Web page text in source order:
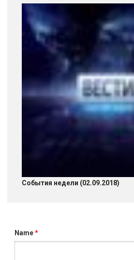
События недели (02.09.2018)
Name*